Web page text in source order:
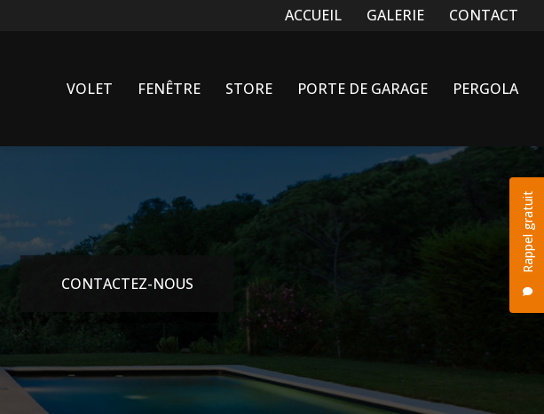
Navigation secondaire
ACCUEIL GALERIE CONTACT
Rappel gratuit
VOLET FENÊTRE STORE PORTE DE GARAGE PERGOLA
CONTACTEZ-NOUS